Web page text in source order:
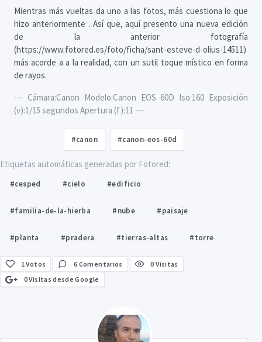
Mientras más vueltas da uno a las fotos, más cuestiona lo que
hizo anteriormente . Así que, aquí presento una nueva edición
de la anterior fotografía
(https://www.fotored.es/foto/ficha/sant-esteve-d-olius-14511)
más acorde a a la realidad, con un sutil toque místico en forma
de rayos.
--- Cámara:Canon Modelo:Canon EOS 60D Iso:160 Exposición
(v):1/15 segundos Apertura (f):11 ---
#canon #canon-eos-60d
Etiquetas automáticas generadas por Fotored:
#cesped #cielo #edificio
#familia-de-la-hierba #nube #paisaje
#planta #pradera #tierras-altas #torre
1 Votos 6 Comentarios
0 Visitas
0 Visitas desde Google